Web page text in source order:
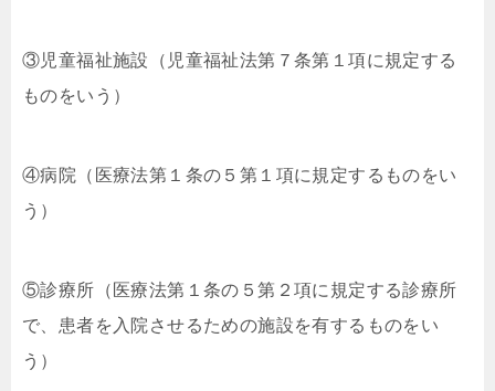
③児童福祉施設（児童福祉法第７条第１項に規定する
ものをいう）
④病院（医療法第１条の５第１項に規定するものをい
う）
⑤診療所（医療法第１条の５第２項に規定する診療所
で、患者を入院させるための施設を有するものをい
う）